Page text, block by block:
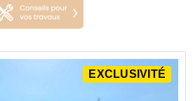
EXCLUSIVITÉ